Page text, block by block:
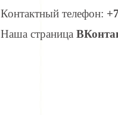
Контактный телефон:
Наша страница